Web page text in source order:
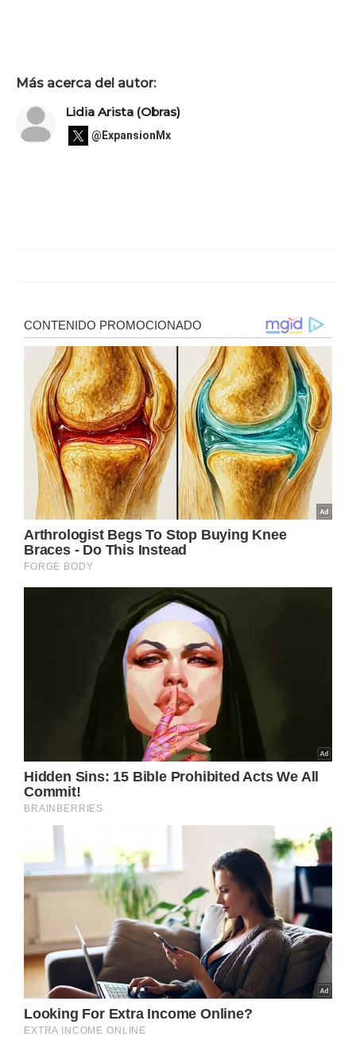
Más acerca del autor:
Lidia Arista (Obras)
@ExpansionMx